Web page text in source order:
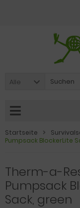
Alle
Startseite
Pumpsack BlockerLite
Therm-a-
Pumpsack
Sack, green